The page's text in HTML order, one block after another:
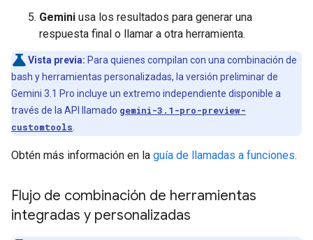
Gemini usa los resultados para generar una
respuesta final o llamar a otra herramienta.
Vista previa: Para quienes compilan con una combinación de
bash y herramientas personalizadas, la versión preliminar de
Gemini 3.1 Pro incluye un extremo independiente disponible a
través de la API llamado gemini-3.1-pro-preview-
customtools
Obtén más información en la guía de llamadas a funciones.
Flujo de combinación de herramientas
integradas y personalizadas